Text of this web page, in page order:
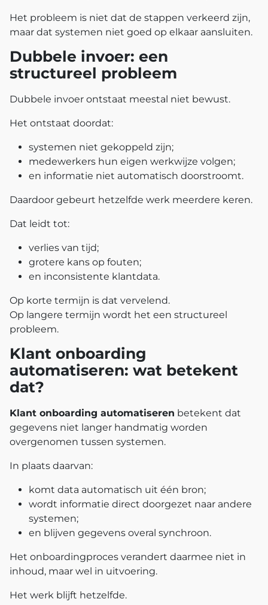
Het probleem is niet dat de stappen verkeerd zijn,
maar dat systemen niet goed op elkaar aansluiten.
Dubbele invoer: een
structureel probleem
Dubbele invoer ontstaat meestal niet bewust.
Het ontstaat doordat:
systemen niet gekoppeld zijn;
medewerkers hun eigen werkwijze volgen;
en informatie niet automatisch doorstroomt.
Daardoor gebeurt hetzelfde werk meerdere keren.
Dat leidt tot:
verlies van tijd;
grotere kans op fouten;
en inconsistente klantdata.
Op korte termijn is dat vervelend.
Op langere termijn wordt het een structureel
probleem.
Klant onboarding
automatiseren: wat betekent
dat?
Klant onboarding automatiseren betekent dat
gegevens niet langer handmatig worden
overgenomen tussen systemen.
In plaats daarvan:
komt data automatisch uit één bron;
wordt informatie direct doorgezet naar andere
systemen;
en blijven gegevens overal synchroon.
Het onboardingproces verandert daarmee niet in
inhoud, maar wel in uitvoering.
Het werk blijft hetzelfde.